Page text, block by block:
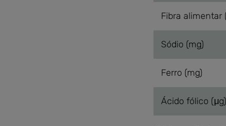
Fibra alimentar
Sódio (mg)
Ferro (mg)
Ácido fólico (μg)